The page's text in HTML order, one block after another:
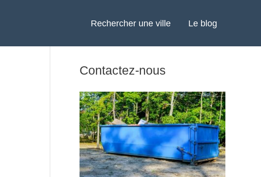
Rechercher une ville Le blog
Contactez-nous